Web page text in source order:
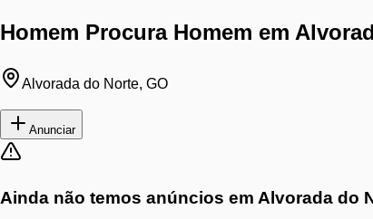
Homem Procura Homem em
Alvorada do Norte, GO
Anunciar
Ainda não temos anúncios em Alvorada do